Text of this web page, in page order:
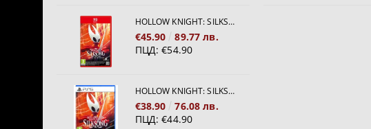
HOLLOW KNIGHT: SILKSONG [NINTENDO SWITCH 2]
€45.90
89.77 лв.
ПЦД: €54.90
HOLLOW KNIGHT: SILKSONG [PS5]
€38.90
76.08 лв.
ПЦД: €44.90